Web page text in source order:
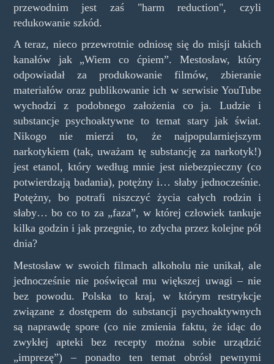
przewodnim jest zaś "harm reduction", czyli
redukowanie szkód.
A teraz, nieco przewrotnie odniosę się do misji takich
kanałów jak „Wiem co ćpiem”. Mestosław, który
odpowiadał za produkowanie filmów, zbieranie
materiałów oraz publikowanie ich w serwisie YouTube
wychodzi z podobnego założenia co ja. Ludzie i
substancje psychoaktywne to temat stary jak świat.
Nikogo nie mierzi to, że najpopularniejszym
narkotykiem (tak, uważam tę substancję za narkotyk!)
jest etanol, który według mnie jest niebezpieczny (co
potwierdzają badania), potężny i… słaby jednocześnie.
Potężny, bo potrafi niszczyć życia całych rodzin i
słaby… bo co to za „faza”, w której człowiek tankuje
kilka godzin i jak przegnie, to zdycha przez kolejne pół
dnia?
Mestosław w swoich filmach alkoholu nie unikał, ale
jednocześnie nie poświęcał mu większej uwagi – nie
bez powodu. Polska to kraj, w którym restrykcje
związane z dostępem do substancji psychoaktywnych
są naprawdę spore (co nie zmienia faktu, że idąc do
zwykłej apteki bez recepty można sobie urządzić
„imprezę”) – ponadto ten temat obrósł pewnymi